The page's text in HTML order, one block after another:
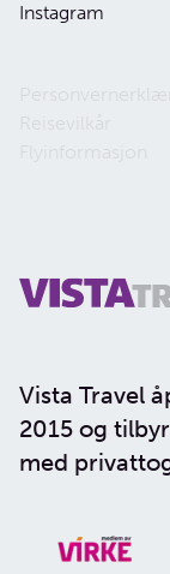
Vista Travel
2015 og
med
Instagram